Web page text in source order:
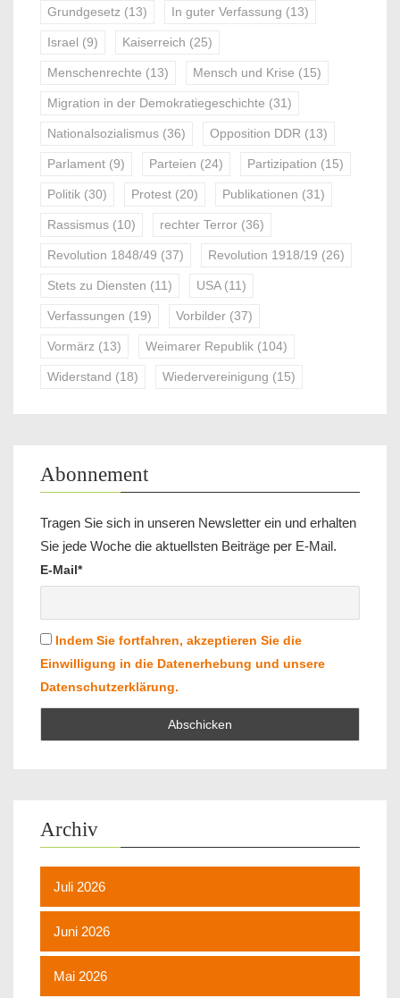
Grundgesetz (13) In guter Verfassung (13)
Israel (9) Kaiserreich (25)
Menschenrechte (13) Mensch und Krise (15)
Migration in der Demokratiegeschichte (31)
Nationalsozialismus (36) Opposition DDR (13)
Parlament (9) Parteien (24) Partizipation (15)
Politik (30) Protest (20) Publikationen (31)
Rassismus (10) rechter Terror (36)
Revolution 1848/49 (37) Revolution 1918/19 (26)
Stets zu Diensten (11) USA(11)
Verfassungen (19) Vorbilder (37)
Vormärz (13) Weimarer Republik (104)
Widerstand (18) Wiedervereinigung (15)
Abonnement
Tragen Sie sich in unseren Newsletter ein und erhalten
Sie jede Woche die aktuellsten Beiträge per E-Mail.
E-Mail*
Indem Sie fortfahren, akzeptieren Sie die
Einwilligung in die Datenerhebung und unsere
Datenschutzerklärung.
Archiv
Juli 2026
Juni 2026
Mai 2026